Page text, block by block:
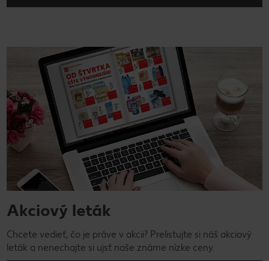
Akciový leták
Chcete vedieť, čo je práve v akcii? Prelistujte si náš akciový
leták a nenechajte si ujsť naše známe nízke ceny.